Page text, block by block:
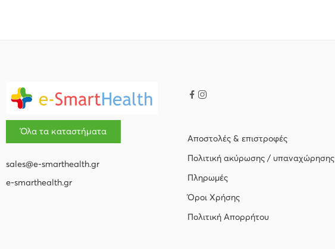
Όλα τα καταστήματα
sales@e-smarthealth.gr
e-smarthealth.gr
Αποστολές & επιστροφές
Πολιτική ακύρωσης / υπαναχώρησης
Πληρωμές
Όροι Χρήσης
Πολιτική Απορρήτου